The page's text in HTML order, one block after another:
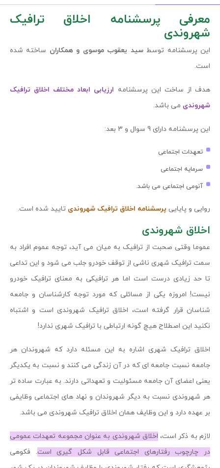
معرفی پرسشنامه اخلاق ترافیک
شهروندی
این پرسشنامه توسطسید یعقوب موسوی و همکاران ساخته شده
است.
هدف از ساخت این پرسشنامه ارزیابی ابعاد مختلف اخلاق ترافیک
شهروندی می باشد.
این پرسشنامه دارای 9 سوال و 3 بعد:
تعهدات اجتماعی
سرمایه اجتماعی
آنومی اجتماعی می باشد.
روایی و پایایی پرسشنامه اخلاق ترافیک شهروندی تایید شده است.
اخلاق شهروندی
عموما وقتی صحبت از ترافیک به میان می آید، توجه عموم افراد به
سمت ترافیک شهری ناشی از توقف خودرو جلب می شود و این تداعی
تا حد زیادی درست است اما هر ترافیکی به معنای ترافیک خودرو
نیست! امروزه یکی از مسائلی که مورد توجه کارشناسان و جامعه
شناسان قرار گرفته است، اخلاق ترافیک شهروندی است و اشتباه
نکنید این اصطلاح هیچ گونه ارتباطی با ترافیک شهری ندارد!
اخلاق ترافیک شهری اشاره به این مسئله دارد که شهروندان هر
جامعه نسبت جامعه ای که در آن زندگی می کنند و نسبت به یکدیگر
یعنی اعضای آن جامعه مسئولیت و تعهداتی دارند. به عبارت ساده تر
هر شهروندی نسبت به دیگر شهروندان و نهاد های اجتماعی وظایفی
بر عهده دارد و این وظایف همان اخلاق ترافیک شهروندی می باشد.
لازم به ذکر است، اخلاق شهروندی به عنوان مجموعه تعهدات عمومی
در چارچوب رفتارهای اجتماعی قابل شکل گیری است. فکوهی